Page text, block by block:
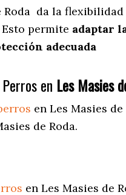
Roda da la flexibilidad
permite adaptar
adecuada
en Les Masies
en Les Masies de
de Roda.
en Les Masies de